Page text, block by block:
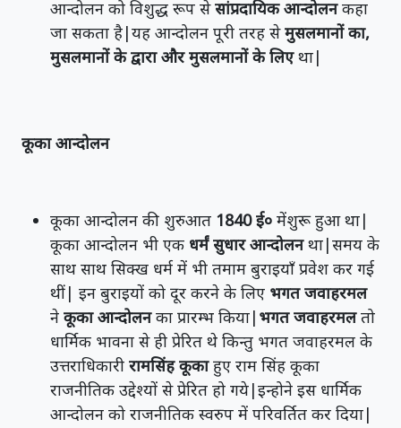
आन्दोलन को विशुद्ध रूप सेसांप्रदायिक आन्दोलनकहा
जा सकता है|यह आन्दोलन पूरी तरह सेमुसलमानों का,
मुसलमानों के द्वारा और मुसलमानों के लिएथा|
कूका आन्दोलन
कूका आन्दोलन की शुरुआत 1840 ई० मेंशुरू हुआ था|
कूका आन्दोलन भी एक धर्मं सुधार आन्दोलनथा|समय के
साथ साथ सिक्ख धर्म में भी तमाम बुराइयाँ प्रवेश कर गई
थीं| इन बुराइयों को दूर करने के लिए भगत जवाहरमल
ने कूका आन्दोलनका प्रारम्भ किया| भगत जवाहरमलतो
धार्मिक भावना से ही प्रेरित थे किन्तु भगत जवाहरमल के
उत्तराधिकारी रामसिंह कूकाहुए राम सिंह कूका
राजनीतिक उद्देश्यों से प्रेरित हो गये|इन्होने इस धार्मिक
आन्दोलन को राजनीतिक स्वरुप में परिवर्तित कर दिया|